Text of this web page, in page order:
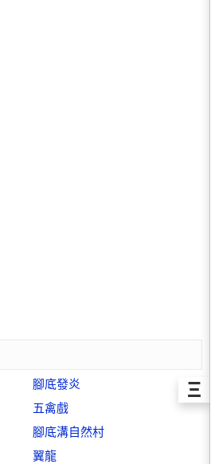
腳底發炎
五禽戲
腳底溝自然村
翼龍
Ξ